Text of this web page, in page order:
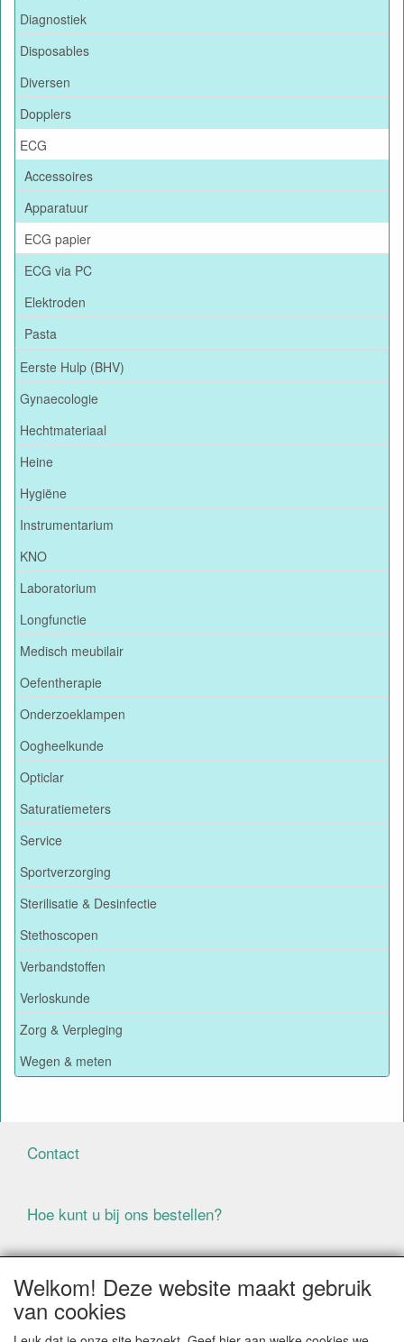
Diagnostiek
Disposables
Diversen
Dopplers
ECG
Accessoires
Apparatuur
ECG papier
ECG via PC
Elektroden
Pasta
Eerste Hulp (BHV)
Gynaecologie
Hechtmateriaal
Heine
Hygiëne
Instrumentarium
KNO
Laboratorium
Longfunctie
Medisch meubilair
Oefentherapie
Onderzoeklampen
Oogheelkunde
Opticlar
Saturatiemeters
Service
Sportverzorging
Sterilisatie & Desinfectie
Stethoscopen
Verbandstoffen
Verloskunde
Zorg & Verpleging
Wegen & meten
Contact
Hoe kunt u bij ons bestellen?
Voorwaarden
Welkom! Deze website maakt gebruik
van cookies